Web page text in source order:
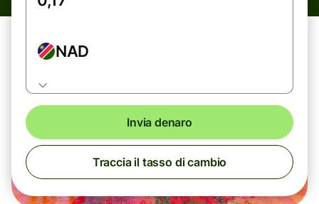
NAD
Invia denaro
Traccia il tasso di cambio